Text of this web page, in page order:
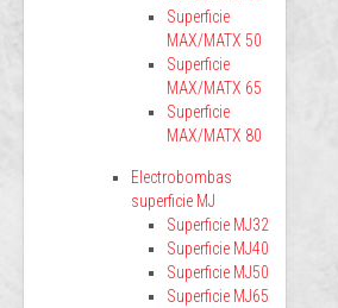
Superficie
MAX/MATX 50
Superficie
MAX/MATX 65
Superficie
MAX/MATX 80
Electrobombas
superficie MJ
Superficie MJ32
Superficie MJ40
Superficie MJ50
Superficie MJ65